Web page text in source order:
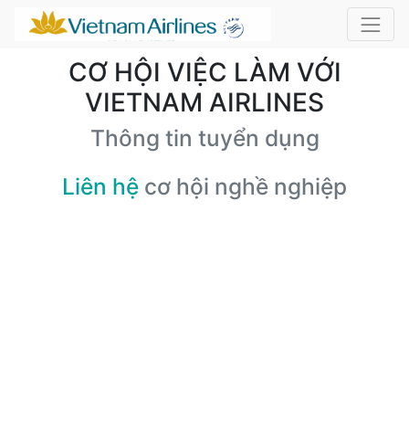
CƠ HỘI VIỆC LÀM VỚI
VIETNAM AIRLINES
Thông tin tuyển dụng
Liên hệ cơ hội nghề nghiệp